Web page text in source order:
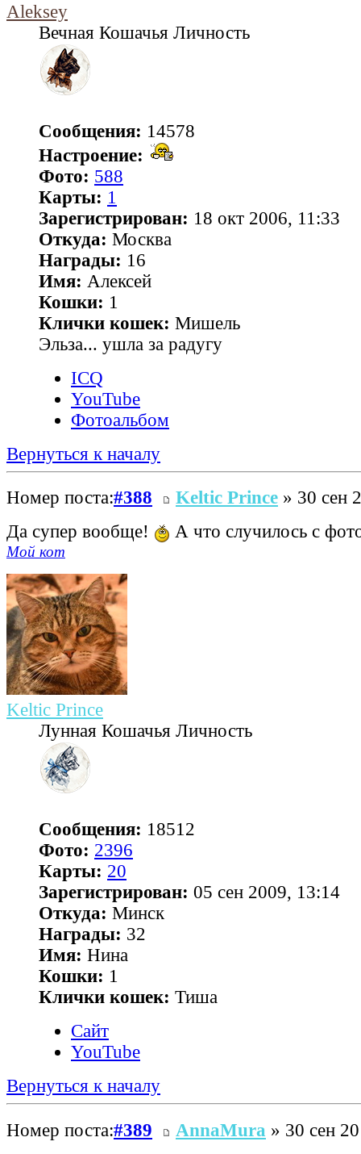
Aleksey
Вечная Кошачья Личность
Сообщения: 14578
Настроение:
Фото: 588
Карты: 1
Зарегистрирован: 18 окт 2006, 11:33
Откуда: Москва
Награды: 16
Имя: Алексей
Кошки: 1
Клички кошек: Мишель
Эльза... ушла за радугу
ICQ
YouTube
Фотоальбом
Вернуться к началу
Номер поста:#388 Keltic Prince » 30 сен
Да супер вообще!
А что случилось с
Мой кот
Keltic Prince
Лунная Кошачья Личность
Сообщения: 18512
Фото: 2396
Карты: 20
Зарегистрирован: 05 сен 2009, 13:14
Откуда: Минск
Награды: 32
Имя: Нина
Кошки: 1
Клички кошек: Тиша
Сайт
YouTube
Вернуться к началу
Номер поста:#389 AnnaMura » 30 сен